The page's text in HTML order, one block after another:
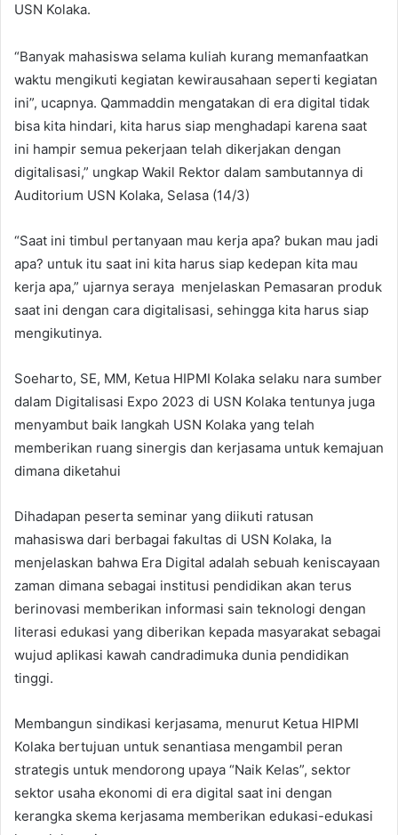
USN Kolaka.
“Banyak mahasiswa selama kuliah kurang memanfaatkan
waktu mengikuti kegiatan kewirausahaan seperti kegiatan
ini”, ucapnya. Qammaddin mengatakan di era digital tidak
bisa kita hindari, kita harus siap menghadapi karena saat
ini hampir semua pekerjaan telah dikerjakan dengan
digitalisasi,” ungkap Wakil Rektor dalam sambutannya di
Auditorium USN Kolaka, Selasa (14/3)
“Saat ini timbul pertanyaan mau kerja apa? bukan mau jadi
apa? untuk itu saat ini kita harus siap kedepan kita mau
kerja apa,” ujarnya seraya menjelaskan Pemasaran produk
saat ini dengan cara digitalisasi, sehingga kita harus siap
mengikutinya.
Soeharto, SE, MM, Ketua HIPMI Kolaka selaku nara sumber
dalam Digitalisasi Expo 2023 di USN Kolaka tentunya juga
menyambut baik langkah USN Kolaka yang telah
memberikan ruang sinergis dan kerjasama untuk kemajuan
dimana diketahui
Dihadapan peserta seminar yang diikuti ratusan
mahasiswa dari berbagai fakultas di USN Kolaka, Ia
menjelaskan bahwa Era Digital adalah sebuah keniscayaan
zaman dimana sebagai institusi pendidikan akan terus
berinovasi memberikan informasi sain teknologi dengan
literasi edukasi yang diberikan kepada masyarakat sebagai
wujud aplikasi kawah candradimuka dunia pendidikan
tinggi.
Membangun sindikasi kerjasama, menurut Ketua HIPMI
Kolaka bertujuan untuk senantiasa mengambil peran
strategis untuk mendorong upaya “Naik Kelas”, sektor
sektor usaha ekonomi di era digital saat ini dengan
kerangka skema kerjasama memberikan edukasi-edukasi